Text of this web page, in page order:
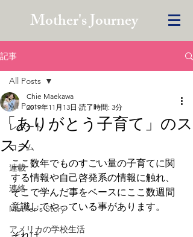
Mother's Journey
記事
All Posts
レポート
コラム
連載
連絡
Mother's Story
アメリカの学校生活
All Posts
「ありがとう子育て」のス
スメ
Chie Maekawa
2019年11月13日 読了時間: 3分
ここ数年でものすごい量の子育てに関
する情報や自己啓発系の情報に触れ、
そこで学んだ事をベースにここ数週間
意識してやっている事があります。